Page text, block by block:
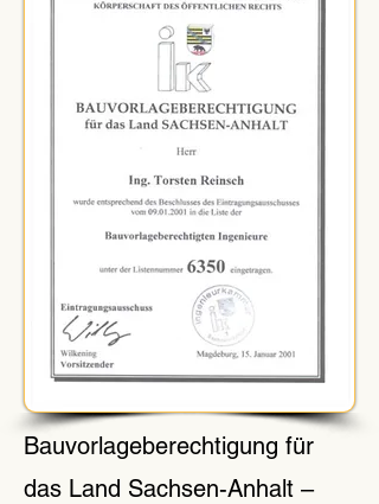
Bauvorlageberechtigung für
das Land Sachsen-Anhalt –